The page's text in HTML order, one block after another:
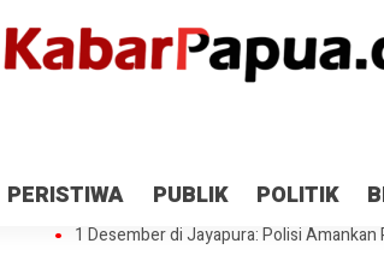
PERISTIWA PUBLIK POLITIK
Antisipasi 1 Desember, TNI Polri Patroli
Gedung Perpustakaan SMPN 5 Sentani
1 Desember di Jayapura: Polisi